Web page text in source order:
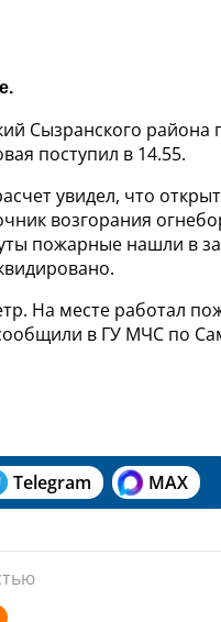
Сызранского
поступил в 14.55.
увидел, что
возгорания
пожарные нашли в
На месте работал
в ГУ МЧС по
Telegram MAX